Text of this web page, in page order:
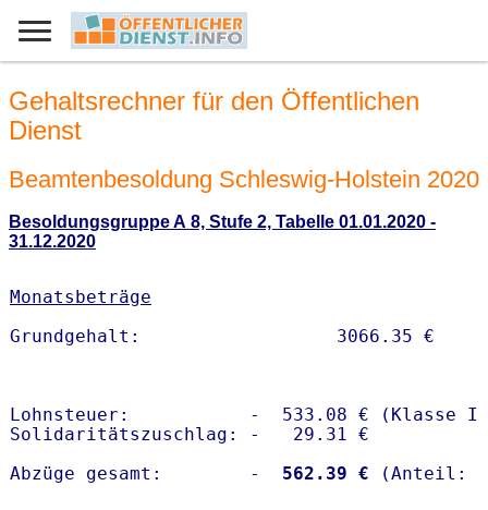
Gehaltsrechner für den Öffentlichen
Dienst
Beamtenbesoldung Schleswig-Holstein 2020
Besoldungsgruppe A 8, Stufe 2, Tabelle 01.01.2020 -
31.12.2020
Monatsbeträge
Lohnsteuer:           -  533.08 € (Klasse I)
Solidaritätszuschlag: -   29.31 €
Abzüge gesamt:        -
  562.39 €